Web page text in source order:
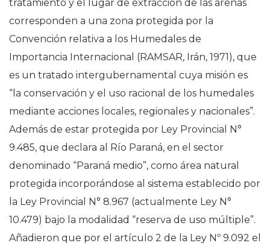
tratamiento y el lugar de extracción de las arenas
corresponden a una zona protegida por la
Convención relativa a los Humedales de
Importancia Internacional (RAMSAR, Irán, 1971), que
es un tratado intergubernamental cuya misión es
“la conservación y el uso racional de los humedales
mediante acciones locales, regionales y nacionales”.
Además de estar protegida por Ley Provincial N°
9.485, que declara al Río Paraná, en el sector
denominado “Paraná medio”, como área natural
protegida incorporándose al sistema establecido por
la Ley Provincial N° 8.967 (actualmente Ley N°
10.479) bajo la modalidad “reserva de uso múltiple”.
Añadieron que por el artículo 2 de la Ley Nº 9.092 el